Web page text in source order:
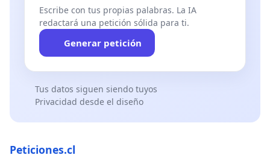
Escribe con tus propias palabras. La IA
redactará una petición sólida para ti.
Generar petición
Tus datos siguen siendo tuyos
Privacidad desde el diseño
Peticiones.cl